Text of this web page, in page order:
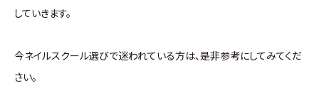
していきます。
今ネイルスクール選びで迷われている方は、是非参考にしてみてくだ
さい。